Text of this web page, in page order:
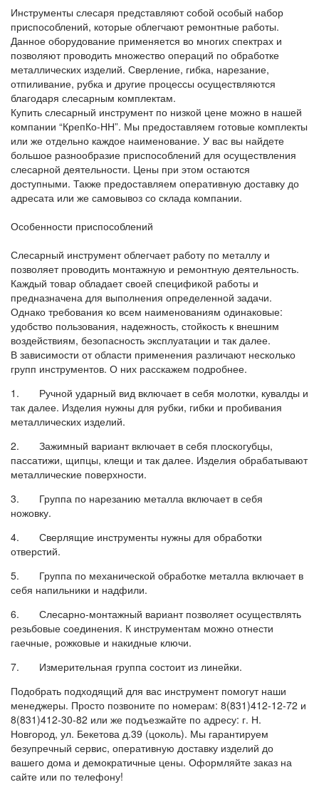
Инструменты слесаря представляют собой особый набор
приспособлений, которые облегчают ремонтные работы.
Данное оборудование применяется во многих спектрах и
позволяют проводить множество операций по обработке
металлических изделий. Сверление, гибка, нарезание,
отпиливание, рубка и другие процессы осуществляются
благодаря слесарным комплектам.
Купить слесарный инструмент по низкой цене можно в нашей
компании “КрепКо-НН”. Мы предоставляем готовые комплекты
или же отдельно каждое наименование. У вас вы найдете
большое разнообразие приспособлений для осуществления
слесарной деятельности. Цены при этом остаются
доступными. Также предоставляем оперативную доставку до
адресата или же самовывоз со склада компании.
Особенности приспособлений
Слесарный инструмент облегчает работу по металлу и
позволяет проводить монтажную и ремонтную деятельность.
Каждый товар обладает своей спецификой работы и
предназначена для выполнения определенной задачи.
Однако требования ко всем наименованиям одинаковые:
удобство пользования, надежность, стойкость к внешним
воздействиям, безопасность эксплуатации и так далее.
В зависимости от области применения различают несколько
групп инструментов. О них расскажем подробнее.
1. Ручной ударный вид включает в себя молотки, кувалды и
так далее. Изделия нужны для рубки, гибки и пробивания
металлических изделий.
2. Зажимный вариант включает в себя плоскогубцы,
пассатижи, щипцы, клещи и так далее. Изделия обрабатывают
металлические поверхности.
3. Группа по нарезанию металла включает в себя
ножовку.
4. Сверлящие инструменты нужны для обработки
отверстий.
5. Группа по механической обработке металла включает в
себя напильники и надфили.
6. Слесарно-монтажный вариант позволяет осуществлять
резьбовые соединения. К инструментам можно отнести
гаечные, рожковые и накидные ключи.
7. Измерительная группа состоит из линейки.
Подобрать подходящий для вас инструмент помогут наши
менеджеры. Просто позвоните по номерам: 8(831)412-12-72 и
8(831)412-30-82 или же подъезжайте по адресу: г. Н.
Новгород, ул. Бекетова д.39 (цоколь). Мы гарантируем
безупречный сервис, оперативную доставку изделий до
вашего дома и демократичные цены. Оформляйте заказ на
сайте или по телефону!